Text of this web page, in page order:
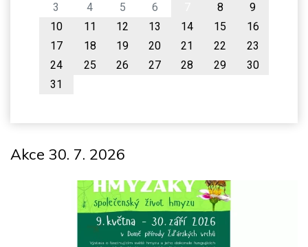
3
4 5 6 8
9
10
11 12 13 14 15
16
17
18 19 20 21 22
23
24
25 26 27 28 29
30
31
Akce 30. 7. 2026